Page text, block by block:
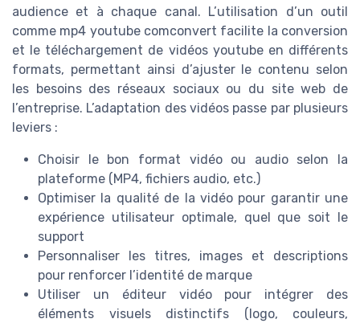
audience et à chaque canal. L’utilisation d’un outil
comme mp4 youtube comconvert facilite la conversion
et le téléchargement de vidéos youtube en différents
formats, permettant ainsi d’ajuster le contenu selon
les besoins des réseaux sociaux ou du site web de
l’entreprise. L’adaptation des vidéos passe par plusieurs
leviers :
Choisir le bon format vidéo ou audio selon la
plateforme (MP4, fichiers audio, etc.)
Optimiser la qualité de la vidéo pour garantir une
expérience utilisateur optimale, quel que soit le
support
Personnaliser les titres, images et descriptions
pour renforcer l’identité de marque
Utiliser un éditeur vidéo pour intégrer des
éléments visuels distinctifs (logo, couleurs,